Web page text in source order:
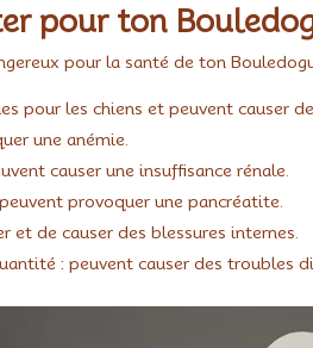
pour ton
pour la santé de ton
pour les chiens et peuvent causer
une anémie.
causer une insuffisance rénale.
provoquer une pancréatite.
et de causer des blessures internes.
: peuvent causer des troubles